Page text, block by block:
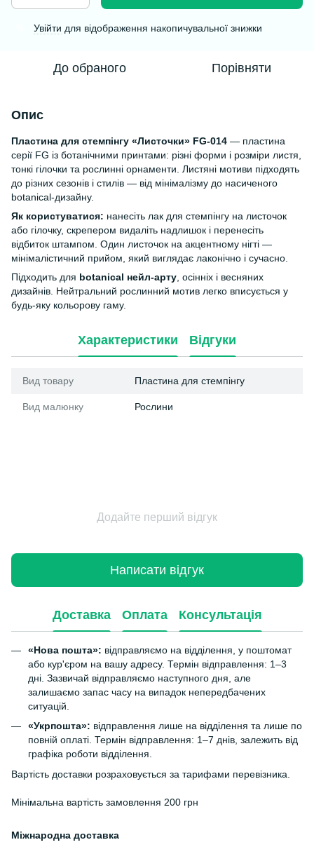
Увійти для відображення накопичувальної знижки
До обраного Порівняти
Опис
Пластина для стемпінгу «Листочки» FG-014 — пластина
серії FG із ботанічними принтами: різні форми і розміри листя,
тонкі гілочки та рослинні орнаменти. Листяні мотиви підходять
до різних сезонів і стилів — від мінімалізму до насиченого
botanical-дизайну.
Як користуватися: нанесіть лак для стемпінгу на листочок
або гілочку, скрепером видаліть надлишок і перенесіть
відбиток штампом. Один листочок на акцентному нігті —
мінімалістичний прийом, який виглядає лаконічно і сучасно.
Підходить для botanical нейл-арту , осінніх і весняних
дизайнів. Нейтральний рослинний мотив легко вписується у
будь-яку кольорову гаму.
Характеристики Відгуки
Вид товару Пластина для стемпінгу
Вид малюнку Рослини
Додайте перший відгук
Написати відгук
Доставка Оплата Консультація
«Нова пошта»: відправляємо на відділення, у поштомат
або кур'єром на вашу адресу. Термін відправлення: 1–3
дні. Зазвичай відправляємо наступного дня, але
залишаємо запас часу на випадок непередбачених
ситуацій.
«Укрпошта»: відправлення лише на відділення та лише по
повній оплаті. Термін відправлення: 1–7 днів, залежить від
графіка роботи відділення.
Вартість доставки розраховується за тарифами перевізника.
Мінімальна вартість замовлення 200 грн
Міжнародна доставка